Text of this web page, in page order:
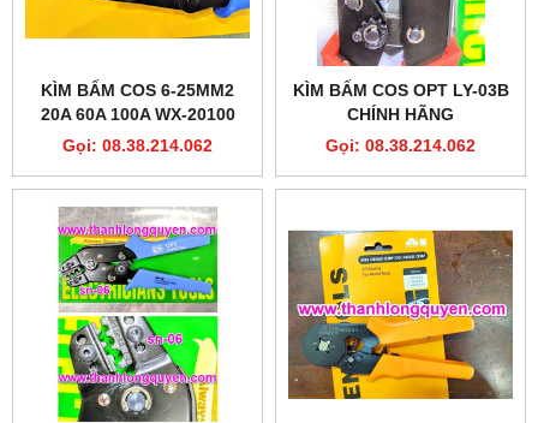
KÌM BẤM COS 6-25MM2
20A 60A 100A WX-20100
LEKON
Gọi: 08.38.214.062
KÌM BẤM COS OPT LY-03B
CHÍNH HÃNG
Gọi: 08.38.214.062